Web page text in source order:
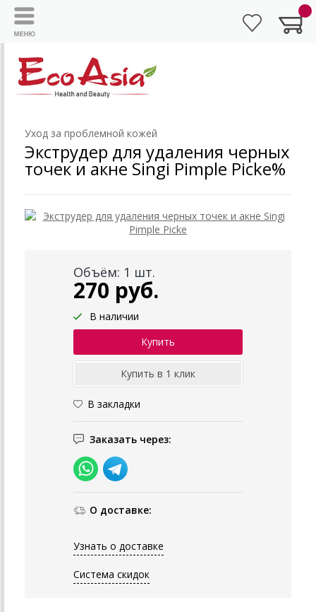
Уход за проблемной кожей
Экструдер для удаления черных
точек и акне Singi Pimple Picke%
Объём: 1 шт.
270 руб.
В наличии
В закладки
Заказать через:
О доставке:
Узнать о доставке
Система скидок